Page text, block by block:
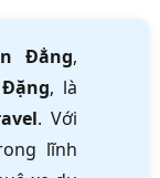
Đẳng,
, là
. Với
lĩnh